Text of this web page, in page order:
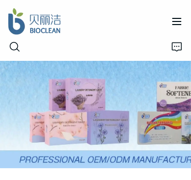
Products
About Us
News